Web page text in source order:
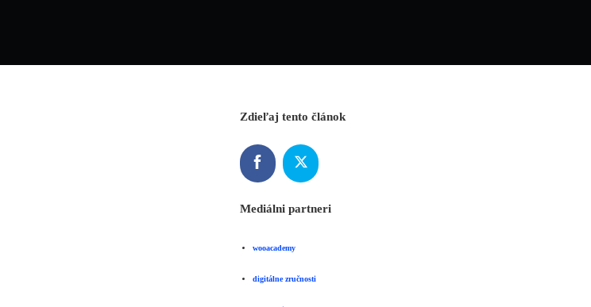
Zdieľaj tento článok
Mediálni partneri
wooacademy
digitálne zručnosti